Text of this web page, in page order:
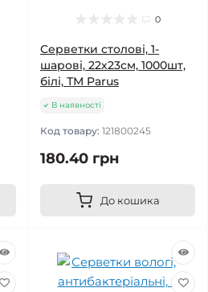
0
Серветки столові, 1-
шарові, 22х23см, 1000шт,
білі, ТМ Parus
В наявності
Код товару: 121800245
180.40 грн
До кошика